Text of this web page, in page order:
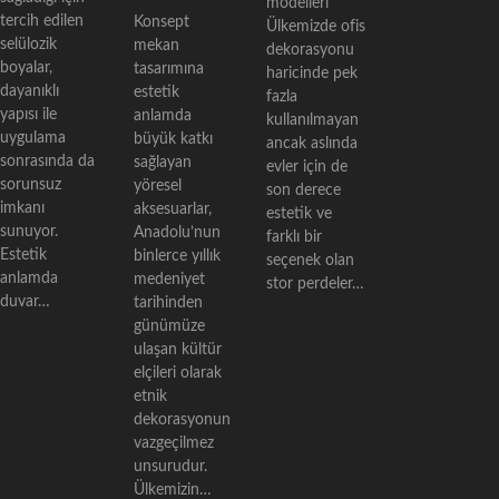
tercih edilen
selülozik
boyalar,
dayanıklı
yapısı ile
uygulama
sonrasında da
sorunsuz
imkanı
sunuyor.
Estetik
anlamda
duvar…
Konsept
mekan
tasarımına
estetik
anlamda
büyük katkı
sağlayan
yöresel
aksesuarlar,
Anadolu’nun
binlerce yıllık
medeniyet
tarihinden
günümüze
ulaşan kültür
elçileri olarak
etnik
dekorasyonun
vazgeçilmez
unsurudur.
Ülkemizin…
modelleri
Ülkemizde ofis
dekorasyonu
haricinde pek
fazla
kullanılmayan
ancak aslında
evler için de
son derece
estetik ve
farklı bir
seçenek olan
stor perdeler…